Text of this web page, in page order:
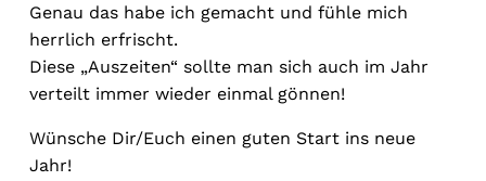
Genau das habe ich gemacht und fühle mich
herrlich erfrischt.
Diese „Auszeiten“ sollte man sich auch im Jahr
verteilt immer wieder einmal gönnen!
Wünsche Dir/Euch einen guten Start ins neue
Jahr!